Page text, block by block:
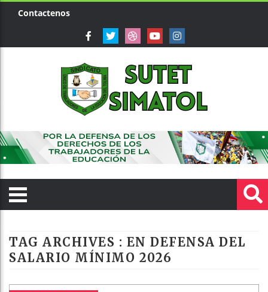
Contactenos
TAG ARCHIVES : EN DEFENSA DEL
SALARIO MÍNIMO 2026